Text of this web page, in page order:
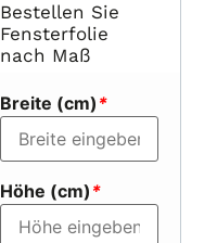
Bestellen Sie
Fensterfolie
nach Maß
Breite (cm) *
Höhe (cm) *